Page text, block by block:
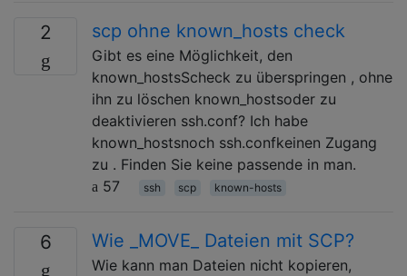
2 scp ohne known_hosts check
Gibt es eine Möglichkeit, den
known_hostsScheck zu überspringen , ohne
ihn zu löschen known_hostsoder zu
deaktivieren ssh.conf? Ich habe
known_hostsnoch ssh.confkeinen Zugang
zu . Finden Sie keine passende in man.
57
ssh scp known-hosts
6 Wie _MOVE_ Dateien mit SCP?
Wie kann man Dateien nicht kopieren,